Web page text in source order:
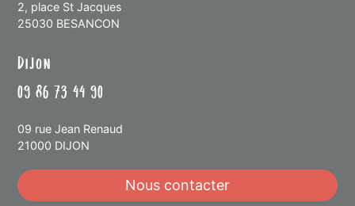
2, place St Jacques
25030 BESANCON
Dijon
09 86 73 44 90
09 rue Jean Renaud
21000 DIJON
Nous contacter